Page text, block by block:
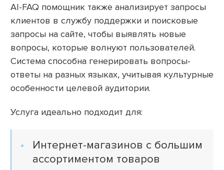
AI-FAQ помощник также анализирует запросы
клиентов в службу поддержки и поисковые
запросы на сайте, чтобы выявлять новые
вопросы, которые волнуют пользователей.
Система способна генерировать вопросы-
ответы на разных языках, учитывая культурные
особенности целевой аудитории.
Услуга идеально подходит для:
Интернет-магазинов с большим
ассортиментом товаров